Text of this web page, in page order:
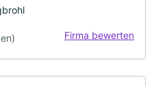
Firma bewerten